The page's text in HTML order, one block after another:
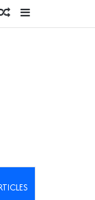
InRandom Article
Sidebar